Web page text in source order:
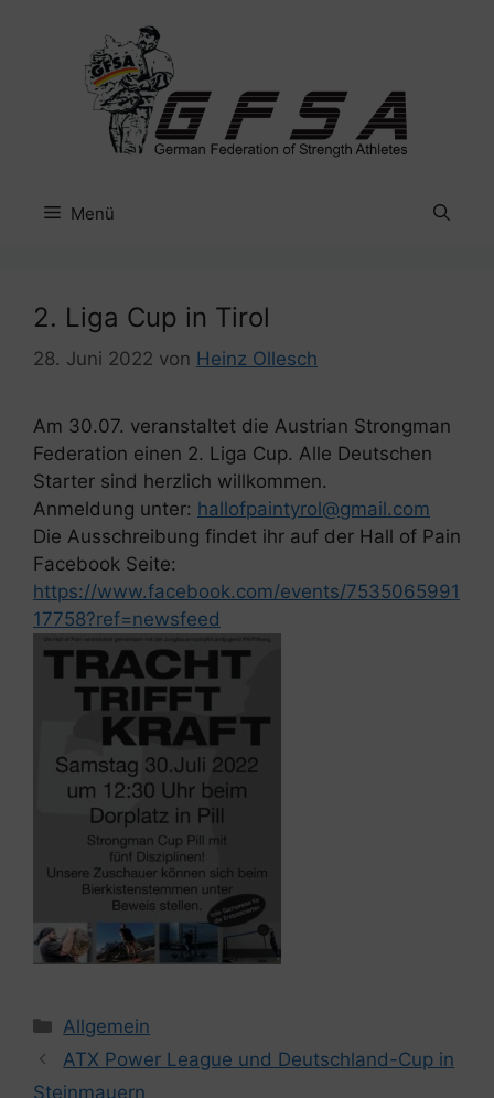
Menü
2. Liga Cup in Tirol
28. Juni 2022 von Heinz Ollesch
Am 30.07. veranstaltet die Austrian Strongman
Federation einen 2. Liga Cup. Alle Deutschen
Starter sind herzlich willkommen.
Anmeldung unter: hallofpaintyrol@gmail.com
Die Ausschreibung findet ihr auf der Hall of Pain
Facebook Seite:
https://www.facebook.com/events/7535065991
17758?ref=newsfeed
Kategorien
Allgemein
ATX Power League und Deutschland-Cup in
Steinmauern